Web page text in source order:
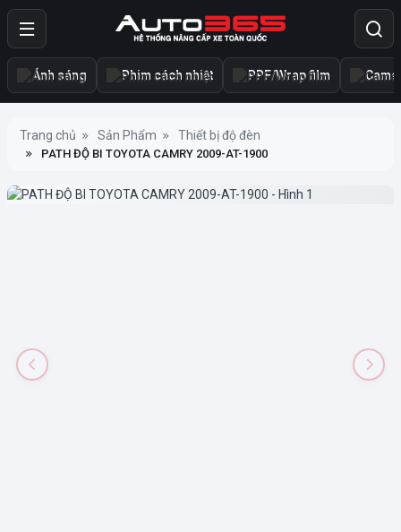
Ánh sáng Phim cách nhiệt PPF/Wrap film
Trang chủ Sản Phẩm Thiết bị độ đèn
PATH ĐỘ BI TOYOTA CAMRY 2009-AT-1900